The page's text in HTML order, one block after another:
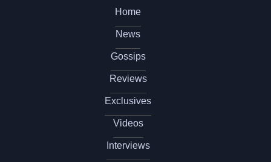
Home
News
Gossips
Reviews
Exclusives
Videos
Interviews